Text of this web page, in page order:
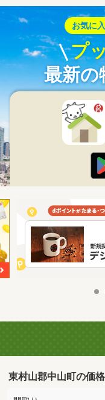
お気に
プ
最新の
東村山郡中山町の価